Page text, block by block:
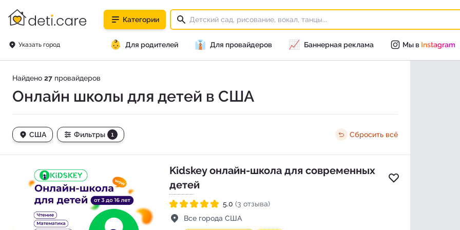
deti.care
Категории
Указать город 👶 Для родителей 👔 Для провайдеров 📈 Баннерная реклама Мы в Instagram
Найдено 27 провайдеров
Онлайн школы для детей в США
США Фильтры 1 Сбросить всё
Kidskey онлайн-школа для современных
детей
Добавить в
Рейтинг 5.0 из 5
5.0 (3 отзыва)
АдресВсе города США